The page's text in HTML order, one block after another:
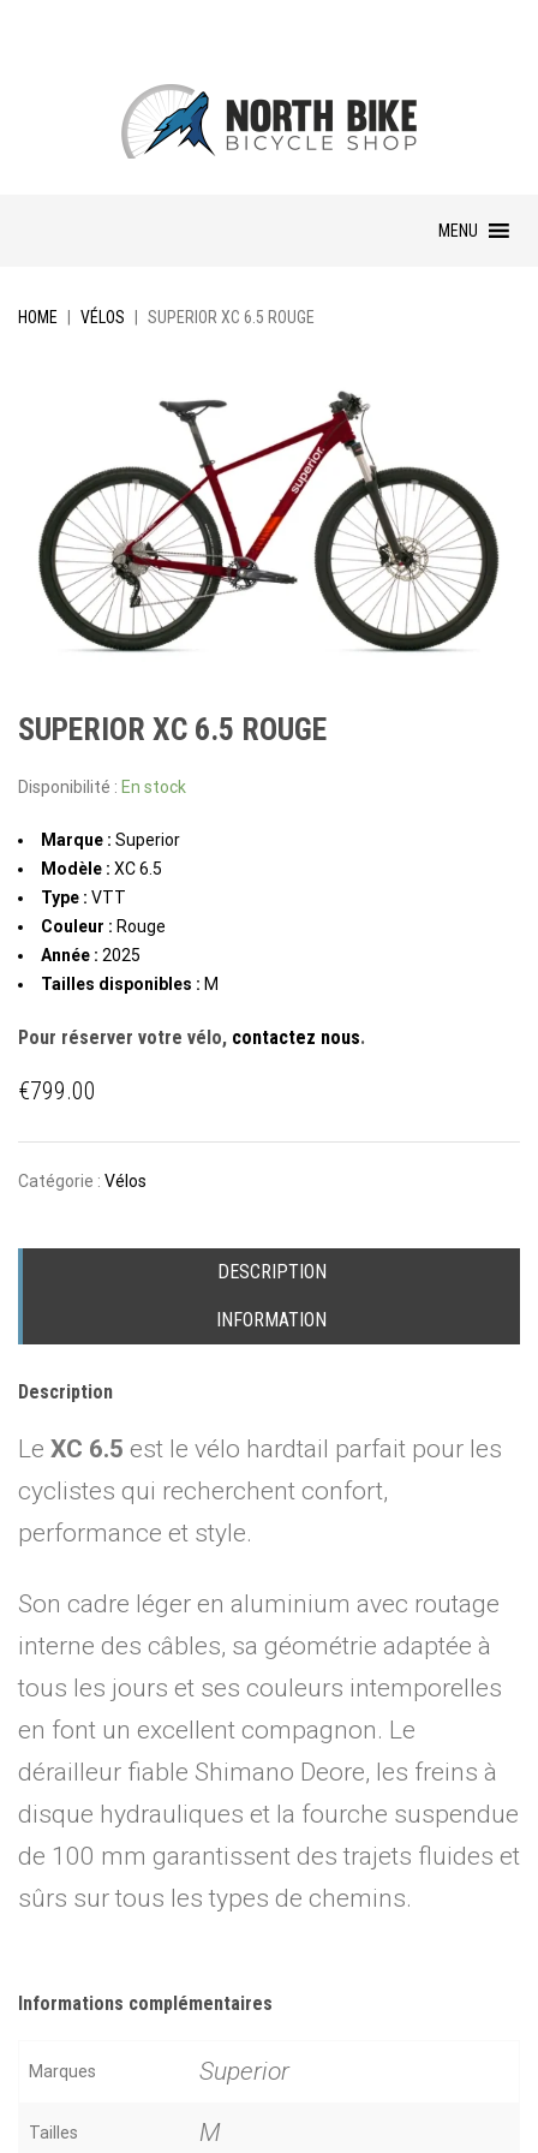
MENU
HOME VÉLOS SUPERIOR XC 6.5 ROUGE
SUPERIOR XC 6.5 ROUGE
Disponibilité : En stock
Marque : Superior
Modèle : XC 6.5
Type : VTT
Couleur : Rouge
Année : 2025
Tailles disponibles : M
Pour réserver votre vélo, contactez nous.
€799.00
Catégorie : Vélos
DESCRIPTION
INFORMATION
Description
Le XC 6.5 est le vélo hardtail parfait pour les
cyclistes qui recherchent confort,
performance et style.
Son cadre léger en aluminium avec routage
interne des câbles, sa géométrie adaptée à
tous les jours et ses couleurs intemporelles
en font un excellent compagnon. Le
dérailleur fiable Shimano Deore, les freins à
disque hydrauliques et la fourche suspendue
de 100 mm garantissent des trajets fluides et
sûrs sur tous les types de chemins.
Informations complémentaires
Marques Superior
Tailles M